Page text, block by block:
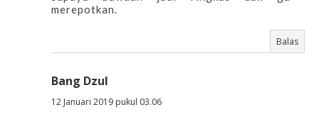
merepotkan.
Balas
Bang Dzul
12 Januari 2019 pukul 03.06